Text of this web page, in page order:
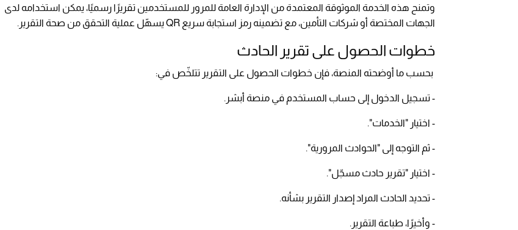
وتمنح هذه الخدمة الموثوقة المعتمدة من الإدارة العامة للمرور للمستخدمين تقريرًا رسميًا، يمكن استخدامه لدى
الجهات المختصة أو شركات التأمين، مع تضمينه رمز استجابة سريع QR يسهّل عملية التحقق من صحة التقرير.
خطوات الحصول على تقرير الحادث
بحسب ما أوضحته المنصة، فإن خطوات الحصول على التقرير تتلخّص في:
- تسجيل الدخول إلى حساب المستخدم في منصة أبشر.
- اختيار "الخدمات".
- ثم التوجه إلى "الحوادث المرورية".
- اختيار "تقرير حادث مسجّل".
- تحديد الحادث المراد إصدار التقرير بشأنه.
- وأخيرًا، طباعة التقرير.